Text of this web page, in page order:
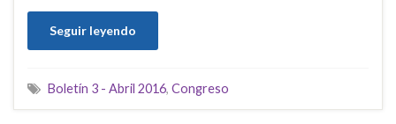
Seguir leyendo
Boletín 3 - Abril 2016, Congreso